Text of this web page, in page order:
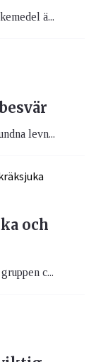
ä...
levn...
och
c...